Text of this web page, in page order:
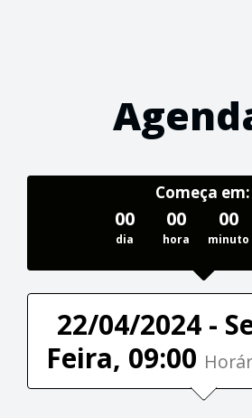
Começa em:
00
dia
00
hora
00
minuto
22/04/2024 -
Feira, 09:00